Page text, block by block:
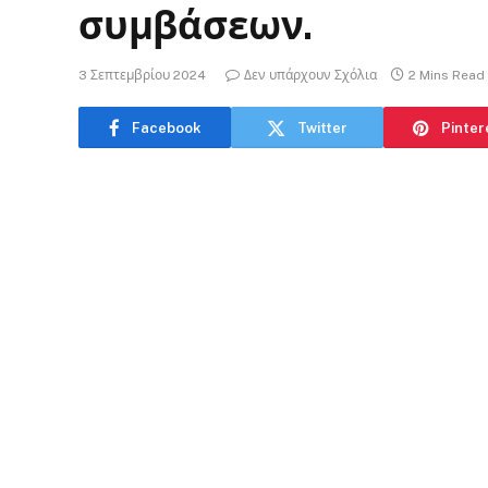
συμβάσεων.
3 Σεπτεμβρίου 2024 Δεν υπάρχουν Σχόλια 2 Mins Read
Facebook Twitter